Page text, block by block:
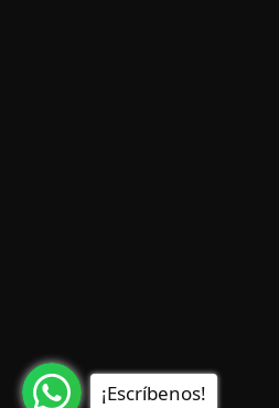
¡Escríbenos!